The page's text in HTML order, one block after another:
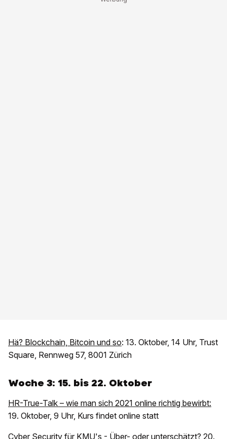
Hä? Blockchain, Bitcoin und so: 13. Oktober, 14 Uhr, Trust
Square, Rennweg 57, 8001 Zürich
Woche 3: 15. bis 22. Oktober
HR-True-Talk – wie man sich 2021 online richtig bewirbt:
19. Oktober, 9 Uhr, Kurs findet online statt
Cyber Security für KMU's - Über- oder unterschätzt? 20.